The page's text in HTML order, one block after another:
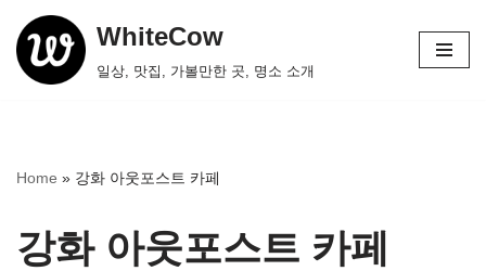
콘
텐
기
WhiteCow
일상, 맛집, 가볼만한 곳, 명소 소개
Home » 강화 아웃포스트 카페
강화 아웃포스트 카페